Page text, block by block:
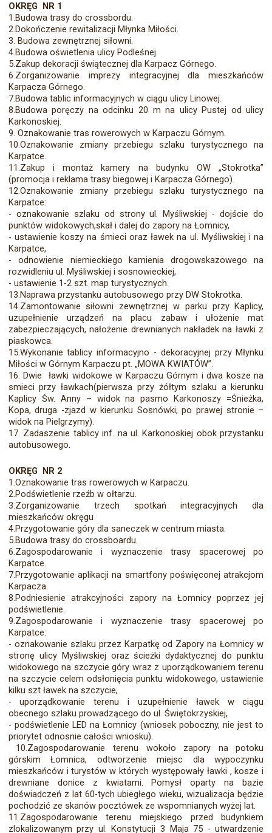
OKRĘG NR 1
1.Budowa trasy do crossbordu.
2.Dokończenie rewitalizacji Młynka Miłości.
3. Budowa zewnętrznej siłowni.
4.Budowa oświetlenia ulicy Podleśnej.
5.Zakup dekoracji świątecznej dla Karpacz Górnego.
6.Zorganizowanie imprezy integracyjnej dla mieszkańców
Karpacza Górnego.
7.Budowa tablic informacyjnych w ciągu ulicy Linowej.
8.Budowa poręczy na odcinku 20 m na ulicy Pustej od ulicy
Karkonoskiej.
9. Oznakowanie tras rowerowych w Karpaczu Górnym.
10.Oznakowanie zmiany przebiegu szlaku turystycznego na
Karpatce.
11.Zakup i montaż kamery na budynku OW „Stokrotka”
(promocja i reklama trasy biegowej i Karpacza Górnego).
12.Oznakowanie zmiany przebiegu szlaku turystycznego na
Karpatce:
- oznakowanie szlaku od strony ul. Myśliwskiej - dojście do
punktów widokowych,skał i dalej do zapory na Łomnicy,
- ustawienie koszy na śmieci oraz ławek na ul. Myśliwskiej i na
Karpatce,
- odnowienie niemieckiego kamienia drogowskazowego na
rozwidleniu ul. Myśliwskiej i sosnowieckiej,
- ustawienie 1-2 szt. map turystycznych.
13.Naprawa przystanku autobusowego przy DW Stokrotka.
14.Zamontowanie siłowni zewnętrznej w parku przy Kaplicy,
uzupełnienie urządzeń na placu zabaw i ułożenie mat
zabezpieczających, nałożenie drewnianych nakładek na ławki z
piaskowca.
15.Wykonanie tablicy informacyjno - dekoracyjnej przy Młynku
Miłości w Górnym Karpaczu pt. „MOWA KWIATÓW”.
16. Dwie ławki widokowe w Karpaczu Górnym i dwa kosze na
smieci przy ławkach(pierwsza przy żółtym szlaku a kierunku
Kaplicy Św. Anny – widok na pasmo Karkonoszy =Śnieżka,
Kopa, druga -zjazd w kierunku Sosnówki, po prawej stronie –
widok na Pielgrzymy).
17. Zadaszenie tablicy inf. na ul. Karkonoskiej obok przystanku
autobusowego.
OKRĘG NR 2
1.Oznakowanie tras rowerowych w Karpaczu.
2.Podświetlenie rzeźb w ołtarzu.
3.Zorganizowanie trzech spotkań integracyjnych dla
mieszkańców okręgu
4.Przygotowanie góry dla saneczek w centrum miasta.
5.Budowa trasy do crossboardu.
6.Zagospodarowanie i wyznaczenie trasy spacerowej po
Karpatce.
7.Przygotowanie aplikacji na smartfony poświęconej atrakcjom
Karpacza.
8.Podniesienie atrakcyjności zapory na Łomnicy poprzez jej
podświetlenie.
9.Zagospodarowanie i wyznaczenie trasy spacerowej po
Karpatce:
- oznakowanie szlaku przez Karpatkę od Zapory na Łomnicy w
stronę ulicy Myśliwskiej oraz ścieżki dydaktycznej do punktu
widokowego na szczycie góry wraz z uporządkowaniem terenu
na szczycie celem odsłonięcia punktu widokowego, ustawienie
kilku szt ławek na szczycie,
- uporządkowanie terenu i uzupełnienie ławek w ciągu
obecnego szlaku prowadzącego do ul. Świętokrzyskiej,
- podświetlenie LED na Łomnicy (wniosek poboczny, nie jest to
priorytet odnosnie całości wniosku).
10.Zagospodarowanie terenu wokoło zapory na potoku
górskim Łomnica, odtworzenie miejsc dla wypoczynku
mieszkańców i turystów w których występowały ławki , kosze i
drewniane donice z kwiatami. Pomysł oparty na bazie
doświadczeń z lat 60-tych ubiegłego wieku, wizualizacja będzie
pochodzić ze skanów pocztówek ze wspomnianych wyżej lat.
11.Zagospodarowanie terenu miejskiego przed budynkiem
zlokalizowanym przy ul. Konstytucji 3 Maja 75 - utwardzenie